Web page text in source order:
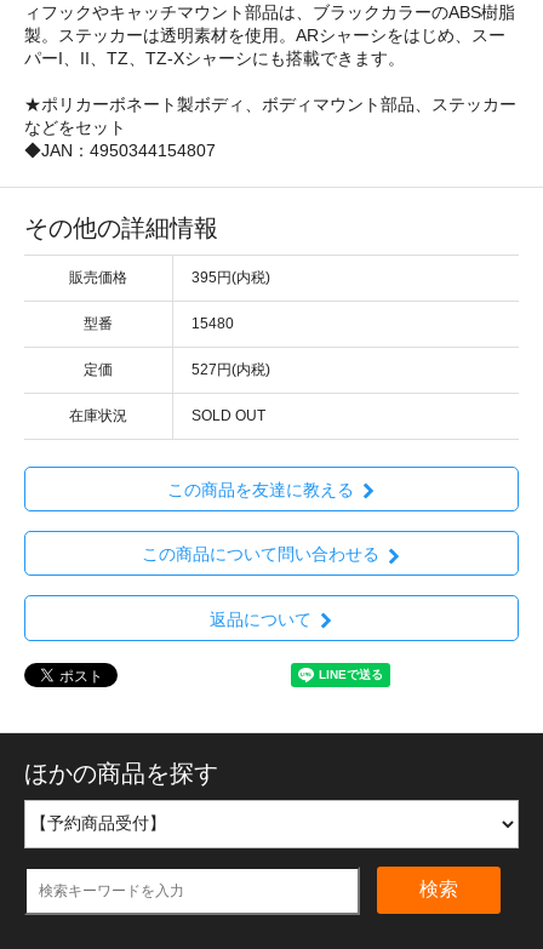
ィフックやキャッチマウント部品は、ブラックカラーのABS樹脂
製。ステッカーは透明素材を使用。ARシャーシをはじめ、スー
パーI、II、TZ、TZ-Xシャーシにも搭載できます。
★ポリカーボネート製ボディ、ボディマウント部品、ステッカー
などをセット
◆JAN：4950344154807
その他の詳細情報
販売価格 395円(内税)
型番 15480
定価 527円(内税)
在庫状況 SOLD OUT
この商品を友達に教える
この商品について問い合わせる
返品について
ほかの商品を探す
検索